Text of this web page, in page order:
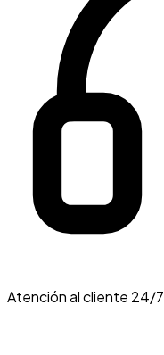
Atención al cliente 24/7